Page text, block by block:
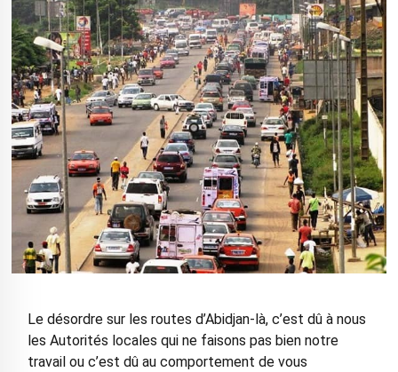
Le désordre sur les routes d’Abidjan-là, c’est dû à nous
les Autorités locales qui ne faisons pas bien notre
travail ou c’est dû au comportement de vous